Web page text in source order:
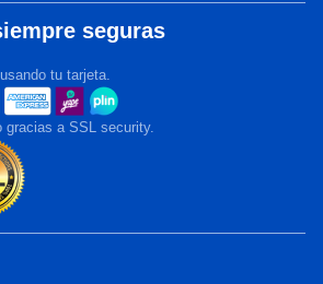
seguras
tu tarjeta.
a SSL security.